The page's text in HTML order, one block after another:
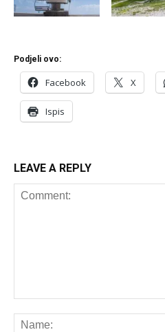
Podjeli ovo:
Facebook X
Ispis
LEAVE A REPLY